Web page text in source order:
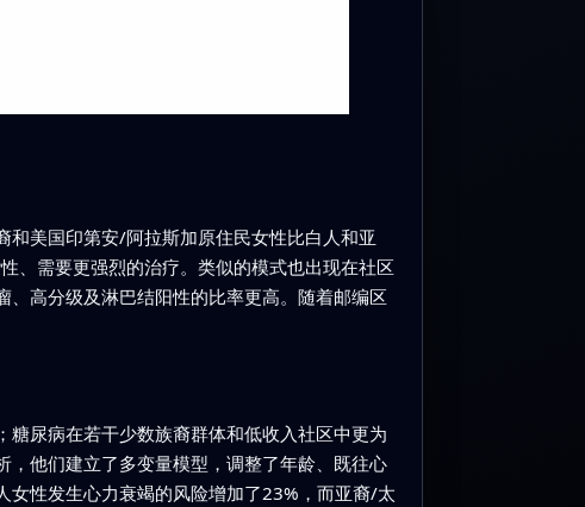
美国印第安/阿拉斯加原住民女性比白人和亚
需要更强烈的治疗。类似的模式也出现在社区
高分级及淋巴结阳性的比率更高。随着邮编区
尿病在若干少数族裔群体和低收入社区中更为
他们建立了多变量模型，调整了年龄、既往心
女性发生心力衰竭的风险增加了23%，而亚裔/太